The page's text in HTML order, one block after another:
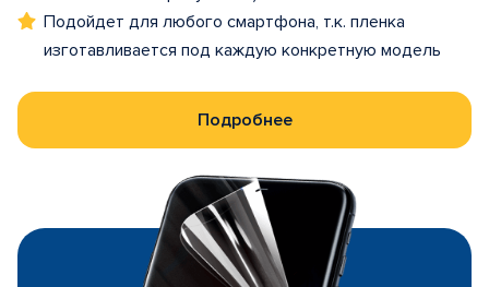
Подойдет для любого смартфона, т.к. пленка
изготавливается под каждую конкретную модель
Подробнее